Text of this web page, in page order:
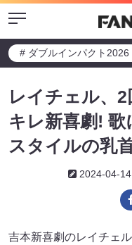
Menu
# ダブルインパクト2026
レイチェル、
キレ新喜劇!
スタイルの乳
2024-04-14
吉本新喜劇のレイチェ